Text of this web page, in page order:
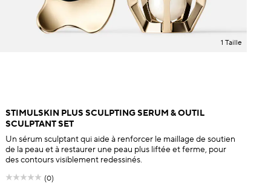
1 Taille
STIMULSKIN PLUS SCULPTING SERUM & OUTIL
SCULPTANT SET
Un sérum sculptant qui aide à renforcer le maillage de soutien
de la peau et à restaurer une peau plus liftée et ferme, pour
des contours visiblement redessinés.
(0)